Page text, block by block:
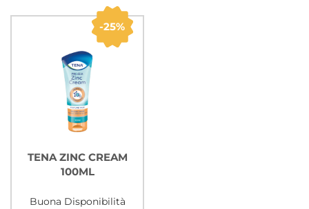
TENA
NORMAL
RIP
TENA ZINC CREAM
100ML
Buona Disponibilità
25%